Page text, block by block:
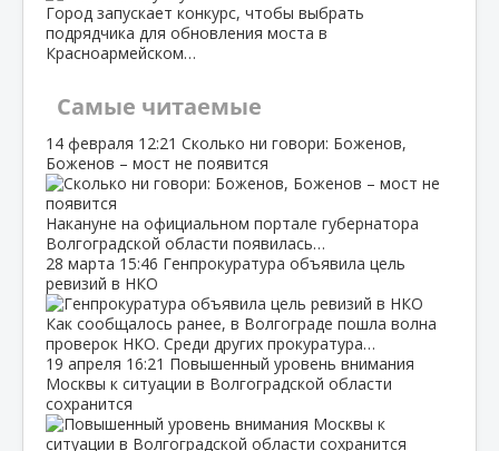
Город запускает конкурс, чтобы выбрать
подрядчика для обновления моста в
Красноармейском…
Самые читаемые
14 февраля 12:21 Сколько ни говори: Боженов,
Боженов – мост не появится
Накануне на официальном портале губернатора
Волгоградской области появилась…
28 марта 15:46 Генпрокуратура объявила цель
ревизий в НКО
Как сообщалось ранее, в Волгограде пошла волна
проверок НКО. Среди других прокуратура…
19 апреля 16:21 Повышенный уровень внимания
Москвы к ситуации в Волгоградской области
сохранится